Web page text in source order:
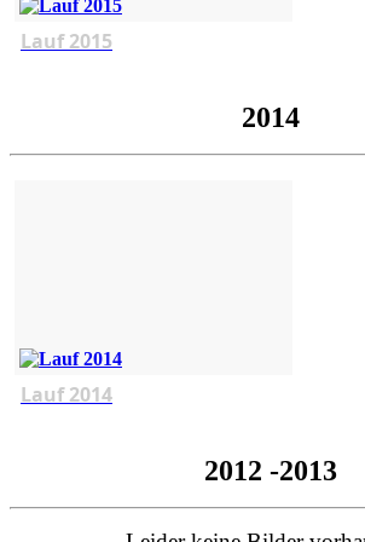
Lauf 2015
2014
Lauf 2014
2012 -2013